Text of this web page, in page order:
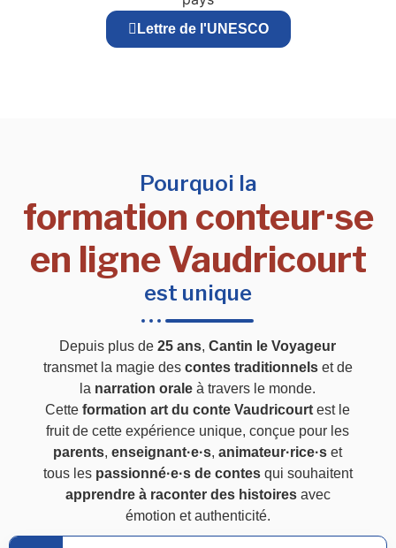
Lettre de l'UNESCO
Pourquoi la
formation conteur·se
en ligne Vaudricourt
est unique
Depuis plus de25 ans,Cantin le Voyageur
transmet la magie des contes traditionnelset de
la narration orale à travers le monde.
Cetteformation art du conte Vaudricourt est le
fruit de cette expérience unique, conçue pour les
parents,enseignant·e·s,animateur·rice·s et
tous les passionné·e·s de contesqui souhaitent
apprendre à raconter des histoiresavec
émotion et authenticité.